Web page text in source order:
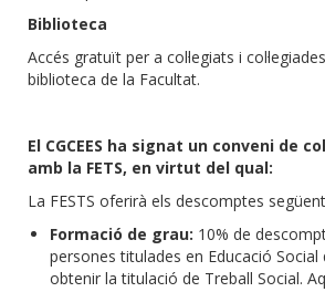
Biblioteca
Accés gratuït per a col·legiats i
biblioteca de la Facultat.
El CGCEES ha signat un conveni de
amb la FETS, en virtut del qual:
La FESTS oferirà els descomptes
Formació de grau: 10% de
persones titulades en Educació Social
obtenir la titulació de Treball Social.